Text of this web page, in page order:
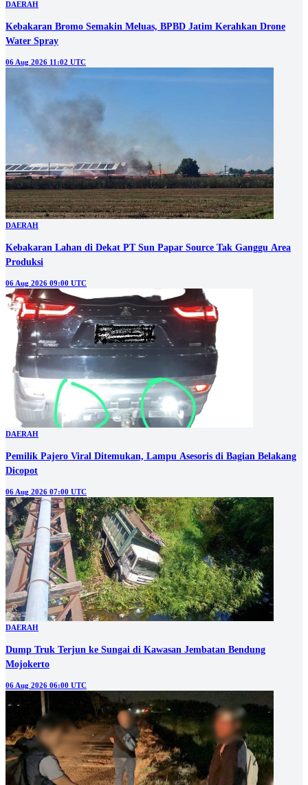
DAERAH
Kebakaran Bromo Semakin Meluas, BPBD Jatim Kerahkan Drone
Water Spray
06 Aug 2026 11:02 UTC
DAERAH
Kebakaran Lahan di Dekat PT Sun Papar Source Tak Ganggu Area
Produksi
06 Aug 2026 09:00 UTC
DAERAH
Pemilik Pajero Viral Ditemukan, Lampu Asesoris di Bagian Belakang
Dicopot
06 Aug 2026 07:00 UTC
DAERAH
Dump Truk Terjun ke Sungai di Kawasan Jembatan Bendung
Mojokerto
06 Aug 2026 06:00 UTC